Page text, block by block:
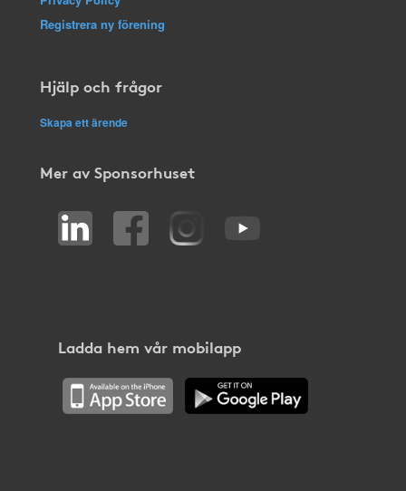
Registrera ny förening
Hjälp och frågor
Skapa ett ärende
Mer av Sponsorhuset
Ladda hem vår mobilapp